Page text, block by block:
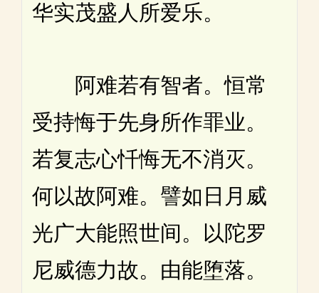
华实茂盛人所爱乐。
阿难若有智者。恒常
受持悔于先身所作罪业。
若复志心忏悔无不消灭。
何以故阿难。譬如日月威
光广大能照世间。以陀罗
尼威德力故。由能堕落。